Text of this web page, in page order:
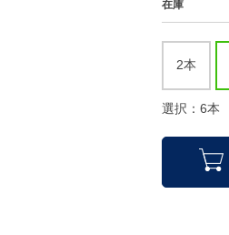
在庫
2本
選択：6本